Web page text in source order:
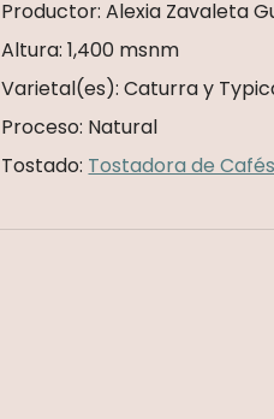
Productor: Alexia Zavaleta
Altura: 1,400 msnm
Varietal(es): Caturra y
Proceso: Natural
Tostado: Tostadora de